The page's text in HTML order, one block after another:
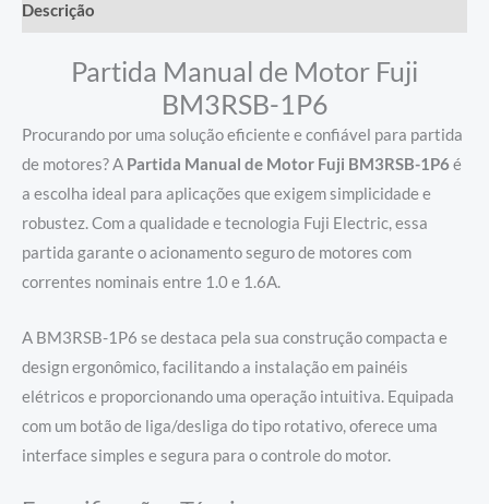
Descrição
Partida Manual de Motor Fuji
BM3RSB-1P6
Procurando por uma solução eficiente e confiável para partida
de motores? A Partida Manual de Motor Fuji BM3RSB-1P6é
a escolha ideal para aplicações que exigem simplicidade e
robustez. Com a qualidade e tecnologia Fuji Electric, essa
partida garante o acionamento seguro de motores com
correntes nominais entre 1.0 e 1.6A.
A BM3RSB-1P6 se destaca pela sua construção compacta e
design ergonômico, facilitando a instalação em painéis
elétricos e proporcionando uma operação intuitiva. Equipada
com um botão de liga/desliga do tipo rotativo, oferece uma
interface simples e segura para o controle do motor.